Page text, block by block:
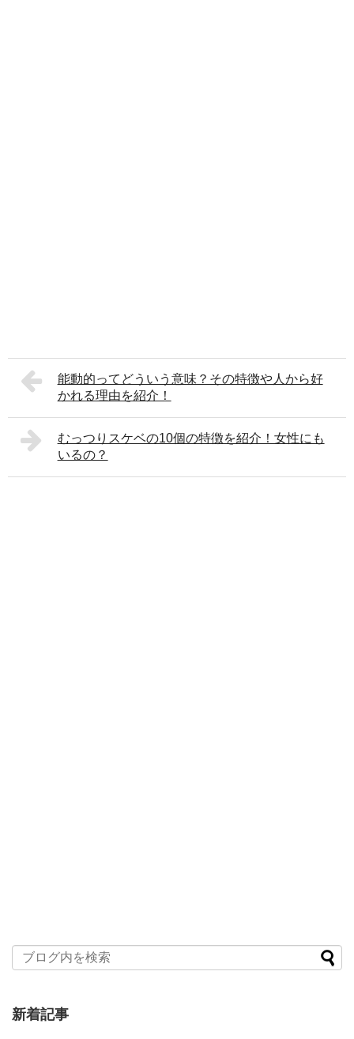
能動的ってどういう意味？その特徴や人から好
かれる理由を紹介！
むっつりスケベの10個の特徴を紹介！女性にも
いるの？
新着記事